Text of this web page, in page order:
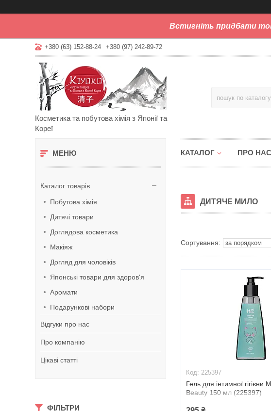
Встигніть придбати
+380 (63) 152-88-24 +380 (97) 242-89-72
Косметика та побутова хімія з Японії та
Кореї
Каталог товарів
Побутова хімія
Дитячі товари
Доглядова косметика
Макіяж
Догляд для чоловіків
Японські товари для здоров'я
Аромати
Подарункові набори
Відгуки про нас
Про компанію
Цікаві статті
ФІЛЬТРИ
КАТАЛОГ ПРО НАС
ДИТЯЧЕ МИЛО
225397
Гель для інтимної гігієни
Beauty 150 мл (225397)